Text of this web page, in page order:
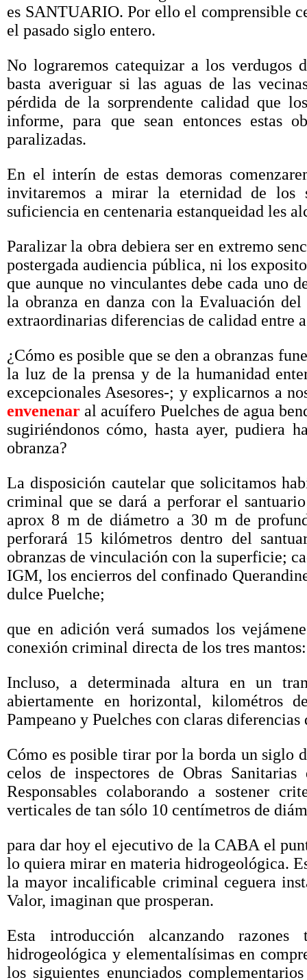
es SANTUARIO. Por ello el comprensible
el pasado siglo entero.
No lograremos catequizar a los verdugos
basta averiguar si las aguas de las
pérdida de la sorprendente calidad que
informe, para que sean entonces estas
paralizadas.
En el interín de estas demoras
invitaremos a mirar la eternidad de los
suficiencia en centenaria estanqueidad les
Paralizar la obra debiera ser en extremo
postergada audiencia pública, ni los
que aunque no vinculantes debe cada uno
la obranza en danza con la Evaluación
extraordinarias diferencias de calidad entre
¿Cómo es posible que se den a obranzas
la luz de la prensa y de la humanidad
excepcionales Asesores-; y explicarnos a
envenenar al acuífero Puelches de agua
sugiriéndonos cómo, hasta ayer, pudiera
obranza?
La disposición cautelar que solicitamos
criminal que se dará a perforar el
aprox 8 m de diámetro a 30 m de
perforará 15 kilómetros dentro del
obranzas de vinculación con la superficie;
IGM, los encierros del confinado
dulce Puelche;
que en adición verá sumados los
conexión criminal directa de los tres
Incluso, a determinada altura en un
abiertamente en horizontal, kilométros
Pampeano y Puelches con claras
Cómo es posible tirar por la borda un siglo
celos de inspectores de Obras
Responsables colaborando a sostener
verticales de tan sólo 10 centímetros de
para dar hoy el ejecutivo de la CABA el
lo quiera mirar en materia hidrogeológica.
la mayor incalificable criminal ceguera
Valor, imaginan que prosperan.
Esta introducción alcanzando
hidrogeológica y elementalísimas en
los siguientes enunciados